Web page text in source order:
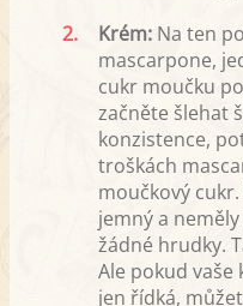
2.
Krém: Na ten
mascarpone,
cukr moučku
začněte šlehat
konzistence,
troškách
moučkový
jemný a
žádné hrudky.
Ale pokud vaše
jen řídká,